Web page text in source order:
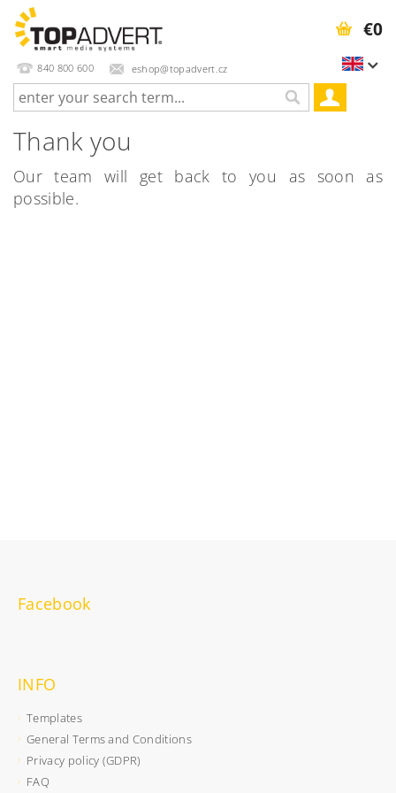
840 800 600 eshop@topadvert.cz
€0
Thank you
Our team will get back to you as soon as
possible.
Facebook
INFO
Templates
General Terms and Conditions
Privacy policy (GDPR)
FAQ